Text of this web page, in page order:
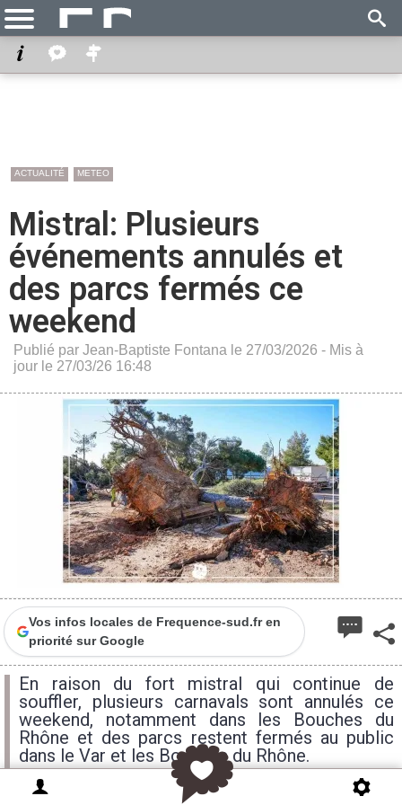
ACTUALITÉ METEO
Mistral: Plusieurs
événements annulés et
des parcs fermés ce
weekend
Publié par Jean-Baptiste Fontana le 27/03/2026 - Mis à
jour le 27/03/26 16:48
Vos infos locales de Frequence-sud.fr en
priorité sur Google
En raison du fort mistral qui continue de
souffler, plusieurs carnavals sont annulés ce
weekend, notamment dans les Bouches du
Rhône et des parcs restent fermés au public
dans le Var et les Bouches du Rhône.